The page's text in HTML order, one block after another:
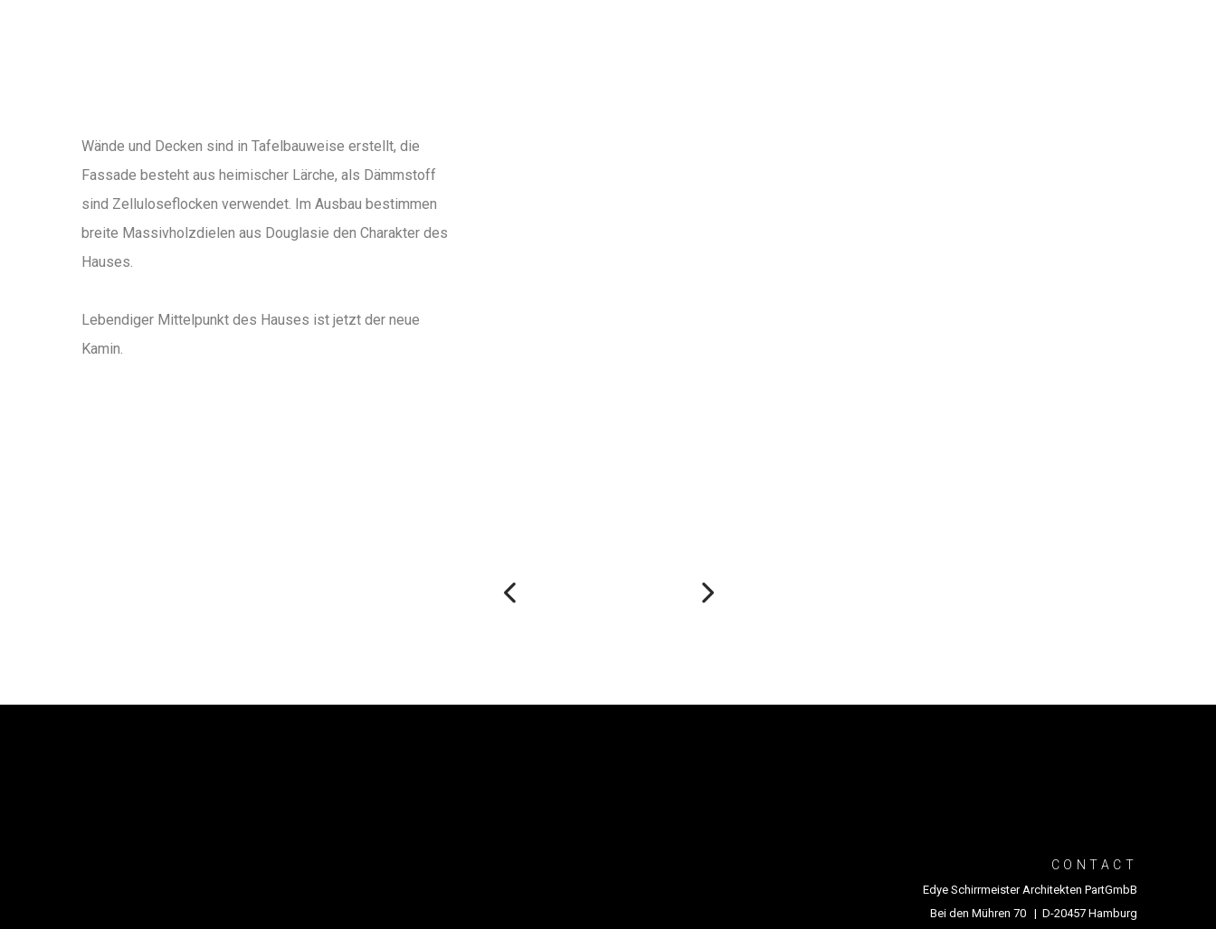
Wände und Decken sind in Tafelbauweise erstellt, die
Fassade besteht aus heimischer Lärche, als Dämmstoff
sind Zelluloseflocken verwendet. Im Ausbau bestimmen
breite Massivholzdielen aus Douglasie den Charakter des
Hauses.
Lebendiger Mittelpunkt des Hauses ist jetzt der neue
Kamin.
CONTACT
Edye Schirrmeister Architekten PartGmbB
Bei den Mühren 70 | D-20457 Hamburg